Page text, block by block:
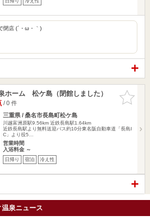
閉店 (´・ω・｀)
お気に入
りに追加
ホーム 松ケ島（閉館しました）
/ 0 件
三重県 / 桑名市長島町松ケ島
川越富洲原駅9.56km 近鉄長島駅1.64km
近鉄長島駅より無料送迎バス約10分東名阪自動車道「長島I
C」より役5…
営業時間
入浴料金 ～
日帰り 宿泊 冷え性
泉ニュース